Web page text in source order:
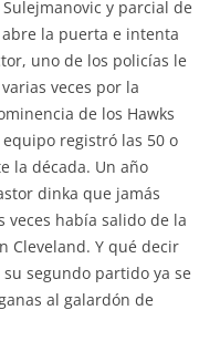
y parcial de
la puerta e intenta
uno de los policías le
veces por la
de los Hawks
registró las 50 o
la década. Un año
dinka que jamás
veces había salido de la
Cleveland. Y qué decir
segundo partido ya se
al galardón de